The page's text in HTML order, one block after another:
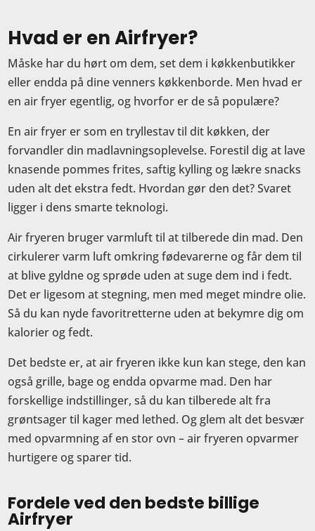
Hvad er en Airfryer?
Måske har du hørt om dem, set dem i køkkenbutikker
eller endda på dine venners køkkenborde. Men hvad er
en air fryer egentlig, og hvorfor er de så populære?
En air fryer er som en tryllestav til dit køkken, der
forvandler din madlavningsoplevelse. Forestil dig at lave
knasende pommes frites, saftig kylling og lækre snacks
uden alt det ekstra fedt. Hvordan gør den det? Svaret
ligger i dens smarte teknologi.
Air fryeren bruger varmluft til at tilberede din mad. Den
cirkulerer varm luft omkring fødevarerne og får dem til
at blive gyldne og sprøde uden at suge dem ind i fedt.
Det er ligesom at stegning, men med meget mindre olie.
Så du kan nyde favoritretterne uden at bekymre dig om
kalorier og fedt.
Det bedste er, at air fryeren ikke kun kan stege, den kan
også grille, bage og endda opvarme mad. Den har
forskellige indstillinger, så du kan tilberede alt fra
grøntsager til kager med lethed. Og glem alt det besvær
med opvarmning af en stor ovn – air fryeren opvarmer
hurtigere og sparer tid.
Fordele ved den bedste billige
Airfryer